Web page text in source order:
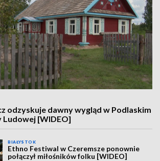
odzyskuje dawny wygląd w Podlaskim
[WIDEO]
BIAŁYSTOK
Ethno Festiwal w Czeremsze ponownie
połączył miłośników folku [WIDEO]